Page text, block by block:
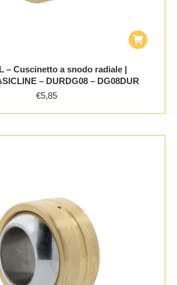
– Cuscinetto a snodo radiale |
– DURDG08 – DG08DUR
€5,85